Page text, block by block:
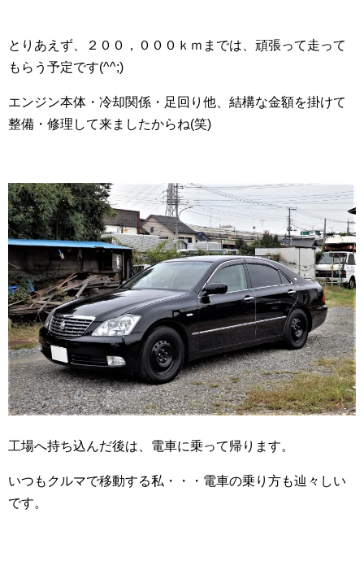
とりあえず、２００，０００ｋｍまでは、頑張って走って
もらう予定です(^^;)
エンジン本体・冷却関係・足回り他、結構な金額を掛けて
整備・修理して来ましたからね(笑)
工場へ持ち込んだ後は、電車に乗って帰ります。
いつもクルマで移動する私・・・電車の乗り方も辿々しい
です。